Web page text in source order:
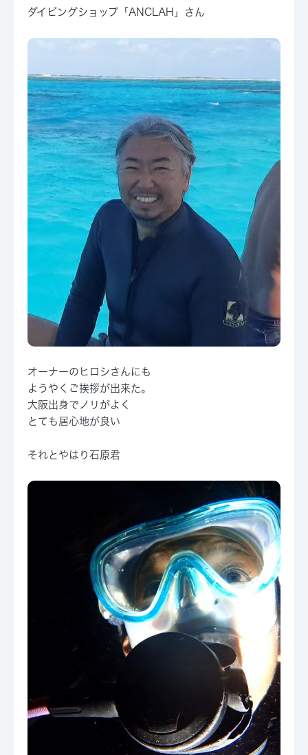
ダイビングショップ「ANCLAH」さん
オーナーのヒロシさんにも
ようやくご挨拶が出来た。
大阪出身でノリがよく
とても居心地が良い
それとやはり石原君